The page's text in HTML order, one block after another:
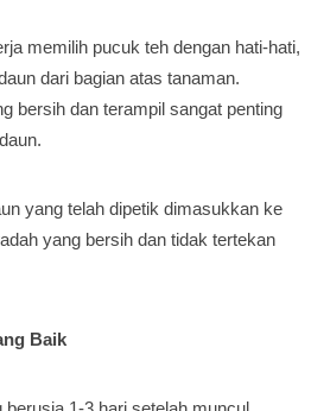
memilih pucuk teh dengan hati-hati,
dari bagian atas tanaman.
bersih dan terampil sangat penting
yang telah dipetik dimasukkan ke
yang bersih dan tidak tertekan
Baik